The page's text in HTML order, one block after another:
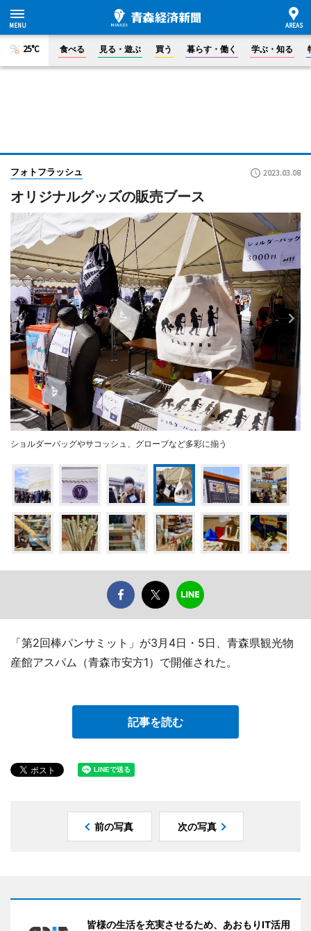
25°C 食べる 見る・遊ぶ 買う 暮らす・働く 学ぶ・知る
フォトフラッシュ 2023.03.08
オリジナルグッズの販売ブース
ショルダーバッグやサコッシュ、グローブなど多彩に揃う
「第2回棒パンサミット」が3月4日・5日、青森県観光物
産館アスパム（青森市安方1）で開催された。
記事を読む
前の写真 次の写真
皆様の生活を充実させるため、あおもりIT活用